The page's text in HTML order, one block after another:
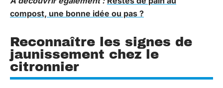
compost, une bonne idée ou pas ?
Reconnaître les signes de
jaunissement chez le
citronnier